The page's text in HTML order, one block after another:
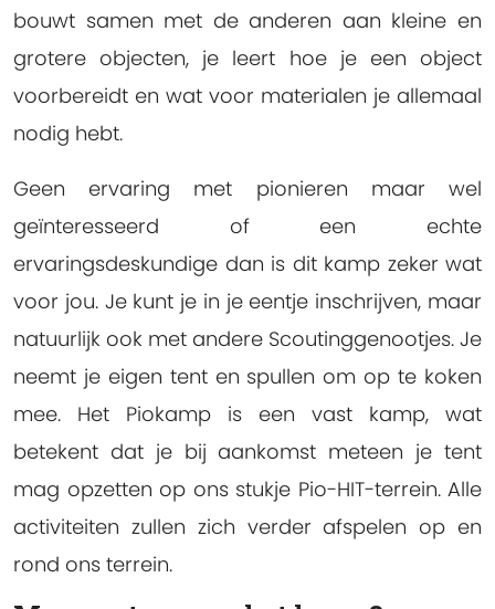
bouwt samen met de anderen aan kleine en
grotere objecten, je leert hoe je een object
voorbereidt en wat voor materialen je allemaal
nodig hebt.
Geen ervaring met pionieren maar wel
geïnteresseerd of een echte
ervaringsdeskundige dan is dit kamp zeker wat
voor jou. Je kunt je in je eentje inschrijven, maar
natuurlijk ook met andere Scoutinggenootjes. Je
neemt je eigen tent en spullen om op te koken
mee. Het Piokamp is een vast kamp, wat
betekent dat je bij aankomst meteen je tent
mag opzetten op ons stukje Pio-HIT-terrein. Alle
activiteiten zullen zich verder afspelen op en
rond ons terrein.